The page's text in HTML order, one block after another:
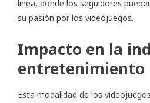
línea, donde los seguidores
su pasión por los videojuegos.
Impacto en la
entretenimiento
Esta modalidad de los